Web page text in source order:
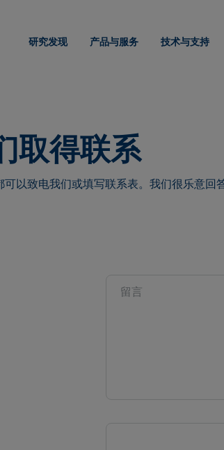
研究发现 产品与服务 技术与支持
取得联系
可以致电我们或填写联系表。我们很乐意回